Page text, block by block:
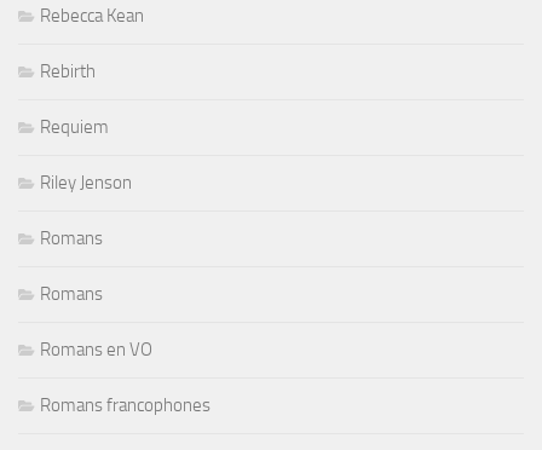
Rebecca Kean
Rebirth
Requiem
Riley Jenson
Romans
Romans
Romans en VO
Romans francophones